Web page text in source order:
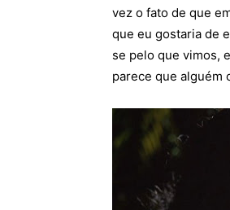
vez o fato de que
que eu gostaria de
se pelo que vimos,
parece que alguém